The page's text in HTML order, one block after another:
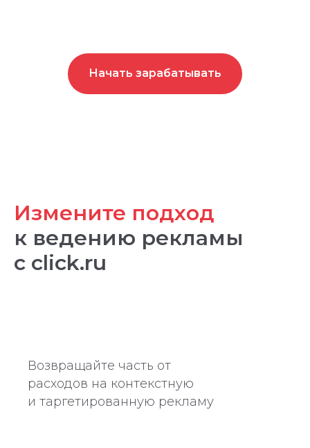
Начать зарабатывать
Измените подход
к ведению рекламы
с click.ru
Возвращайте часть от
расходов на контекстную
и таргетированную рекламу